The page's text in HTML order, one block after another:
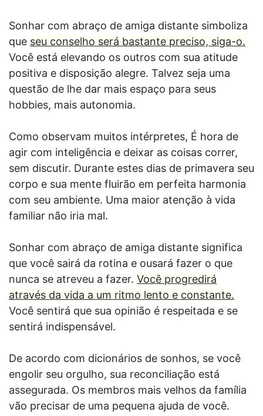
Sonhar com abraço de amiga distante simboliza
que seu conselho será bastante preciso, siga-o.
Você está elevando os outros com sua atitude
positiva e disposição alegre. Talvez seja uma
questão de lhe dar mais espaço para seus
hobbies, mais autonomia.
Como observam muitos intérpretes, É hora de
agir com inteligência e deixar as coisas correr,
sem discutir. Durante estes dias de primavera seu
corpo e sua mente fluirão em perfeita harmonia
com seu ambiente. Uma maior atenção à vida
familiar não iria mal.
Sonhar com abraço de amiga distante significa
que você sairá da rotina e ousará fazer o que
nunca se atreveu a fazer. Você progredirá
através da vida a um ritmo lento e constante.
Você sentirá que sua opinião é respeitada e se
sentirá indispensável.
De acordo com dicionários de sonhos, se você
engolir seu orgulho, sua reconciliação está
assegurada. Os membros mais velhos da família
vão precisar de uma pequena ajuda de você.